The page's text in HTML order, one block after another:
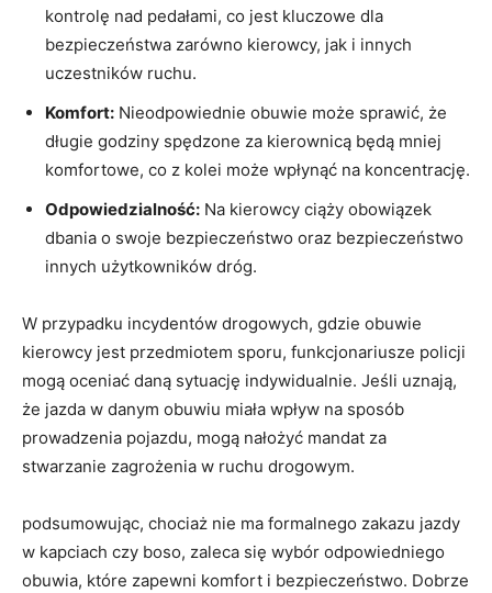
kontrolę nad pedałami, co jest kluczowe dla
bezpieczeństwa zarówno kierowcy, jak i innych
uczestników ruchu.
Komfort: Nieodpowiednie obuwie może sprawić, że
długie godziny spędzone za kierownicą będą mniej
komfortowe, co z kolei może wpłynąć na koncentrację.
Odpowiedzialność: Na kierowcy ciąży obowiązek
dbania o swoje bezpieczeństwo oraz bezpieczeństwo
innych użytkowników dróg.
W przypadku incydentów drogowych, gdzie obuwie
kierowcy jest przedmiotem sporu, funkcjonariusze policji
mogą oceniać daną sytuację indywidualnie. Jeśli uznają,
że jazda w danym obuwiu miała wpływ na sposób
prowadzenia pojazdu, mogą nałożyć mandat za
stwarzanie zagrożenia w ruchu drogowym.
podsumowując, chociaż nie ma formalnego zakazu jazdy
w kapciach czy boso, zaleca się wybór odpowiedniego
obuwia, które zapewni komfort i bezpieczeństwo. Dobrze